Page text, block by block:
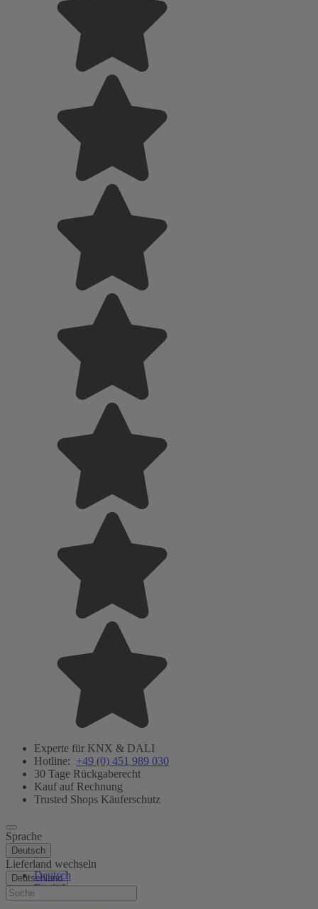
Experte für KNX & DALI
Hotline: +49 (0) 451 989 030
30 Tage Rückgaberecht
Kauf auf Rechnung
Trusted Shops Käuferschutz
Sprache
Deutsch
Deutsch
English
Lieferland wechseln
Deutschland
Hilfe